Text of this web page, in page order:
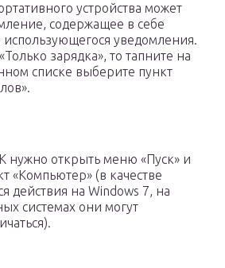
устройства может
содержащее в себе
уведомления.
зарядка», то тапните на
списке выберите пункт
нужно открыть меню «Пуск» и
«Компьютер» (в качестве
действия на Windows 7, на
системах они могут